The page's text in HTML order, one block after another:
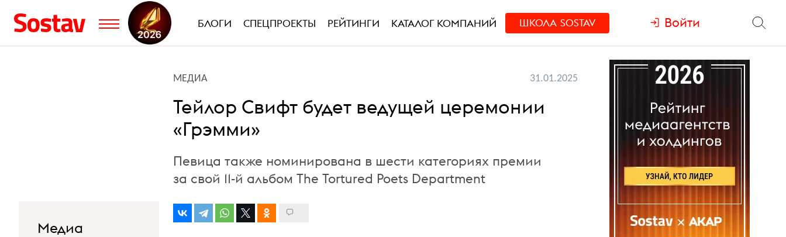
БЛОГИ СПЕЦПРОЕКТЫ РЕЙТИНГИ КАТАЛОГ КОМПАНИЙ ШКОЛА SOSTAV Войти
МЕДИА 31.01.2025
Тейлор Свифт будет ведущей церемонии
«Грэмми»
Певица также номинирована в шести категориях премии
за свой 11-й альбом The Tortured Poets Department
Медиа